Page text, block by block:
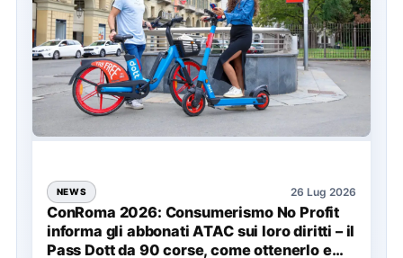
NEWS 26 Lug 2026
ConRoma 2026: Consumerismo No Profit
informa gli abbonati ATAC sui loro diritti – il
Pass Dott da 90 corse, come ottenerlo e